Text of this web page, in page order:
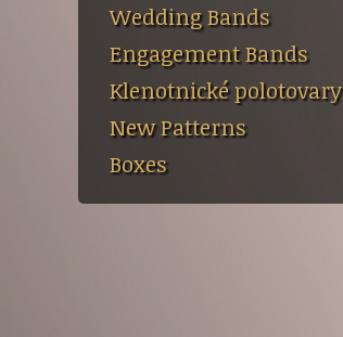
Wedding Bands
Engagement Bands
Klenotnické polotovary
New Patterns
Boxes